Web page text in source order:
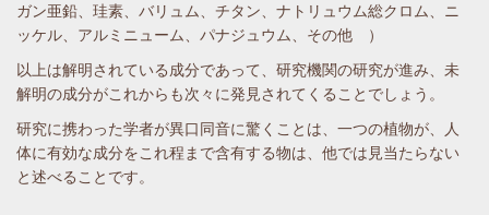
ガン亜鉛、珪素、バリュム、チタン、ナトリュウム総クロム、ニ
ッケル、アルミニューム、パナジュウム、その他 ）
以上は解明されている成分であって、研究機関の研究が進み、未
解明の成分がこれからも次々に発見されてくることでしょう。
研究に携わった学者が異口同音に驚くことは、一つの植物が、人
体に有効な成分をこれ程まで含有する物は、他では見当たらない
と述べることです。